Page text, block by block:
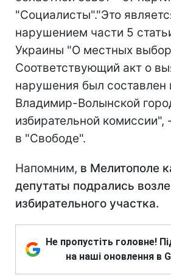
"Социалисты"."Это
нарушением части 5
Украины "О местных
Соответствующий акт о
нарушения был составлен
Владимир-Волынской
избирательной комиссии",
в "Свободе".
Напомним, в Мелитополе
депутаты подрались возле
избирательного участка.
Не пропустіть головне!
на наші оновлення в